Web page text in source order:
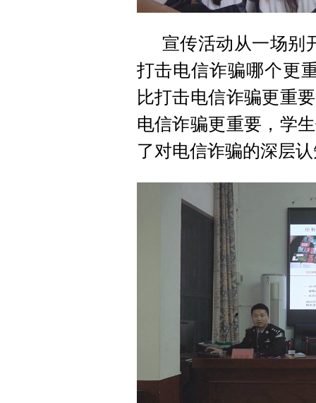
宣传活动从一场别
打击电信诈骗哪个更
比打击电信诈骗更重
电信诈骗更重要，学
了对电信诈骗的深层